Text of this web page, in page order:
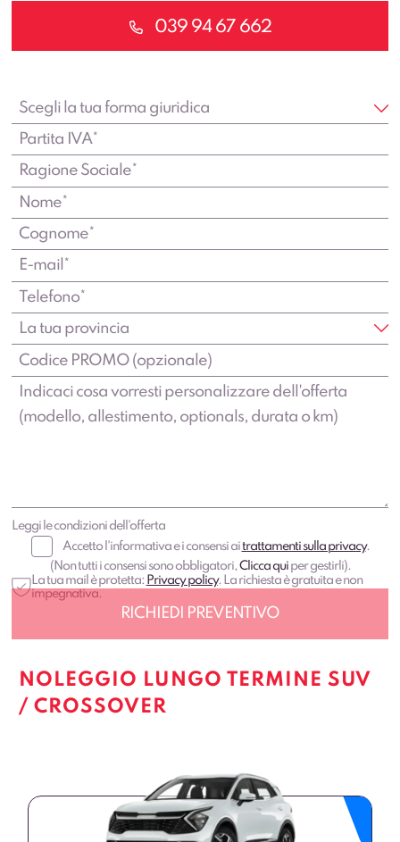
039 94 67 662
Leggi le condizioni dell'offerta
Accetto l'informativa e i consensi aitrattamenti sulla privacy.
(Non tutti i consensi sono obbligatori,Clicca quiper gestirli).
La tua mail è protetta: Privacy policy. La richiesta è gratuita e non
impegnativa.
NOLEGGIO LUNGO TERMINE SUV
/ CROSSOVER